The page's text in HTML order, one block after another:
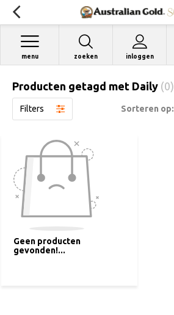
zoeken inloggen
menu
Producten getagd met Daily (0)
Filters Sorteren op:
Geen producten
gevonden!...